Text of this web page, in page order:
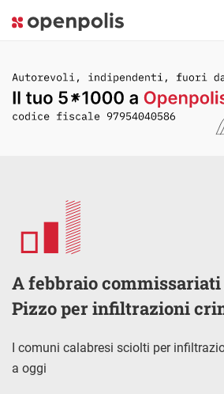
A febbraio commissariati
Pizzo per infiltrazioni
I comuni calabresi sciolti per
a oggi